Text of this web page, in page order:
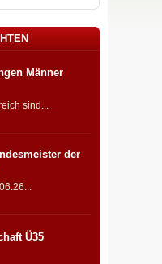
Männer
sind...
der
Ü35